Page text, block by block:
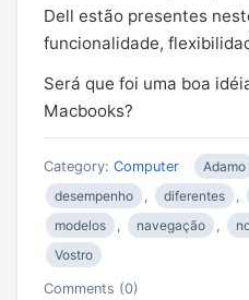
Dell estão presentes
funcionalidade,
Será que foi uma boa
Macbooks?
Category: Computer Adamo
desempenho
, diferentes ,
modelos
, navegação ,
Vostro
Comments (0)